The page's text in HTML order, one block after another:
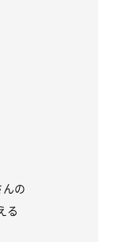
を冷やすことが
のもよいでしょ
犬のために熱中
りさ先生）
んの
る